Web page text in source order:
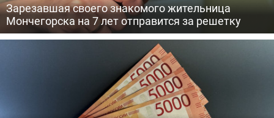
Зарезавшая своего знакомого жительница
Мончегорска на 7 лет отправится за решетку